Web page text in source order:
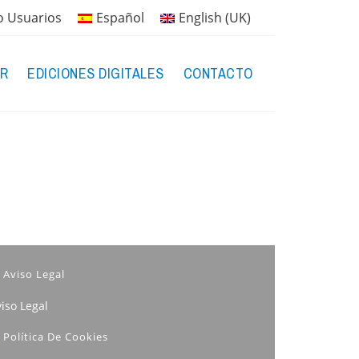
Usuarios Español English (UK)
EDICIONES DIGITALES CONTACTO
Aviso Legal
Legal
Política De Cookies